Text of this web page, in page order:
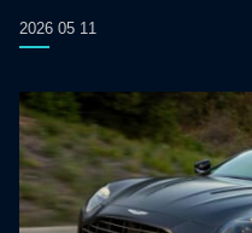
2026 05 11